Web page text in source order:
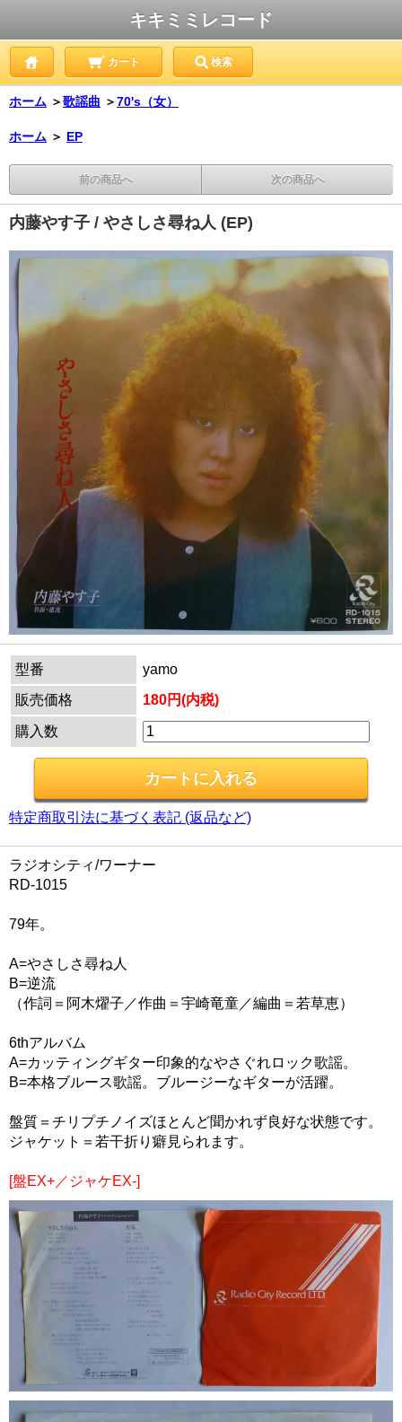
キキミミレコード
カート 検索
ホーム ＞歌謡曲 ＞70's（女）
ホーム ＞ EP
前の商品へ 次の商品へ
内藤やす子 / やさしさ尋ね人 (EP)
型番
yamo
販売価格
180円(内税)
購入数
特定商取引法に基づく表記 (返品など)
ラジオシティ/ワーナー
RD-1015
79年。
A=やさしさ尋ね人
B=逆流
（作詞＝阿木燿子／作曲＝宇崎竜童／編曲＝若草恵）
6thアルバム
A=カッティングギター印象的なやさぐれロック歌謡。
B=本格ブルース歌謡。ブルージーなギターが活躍。
盤質＝チリプチノイズほとんど聞かれず良好な状態です。
ジャケット＝若干折り癖見られます。
[盤EX+／ジャケEX-]